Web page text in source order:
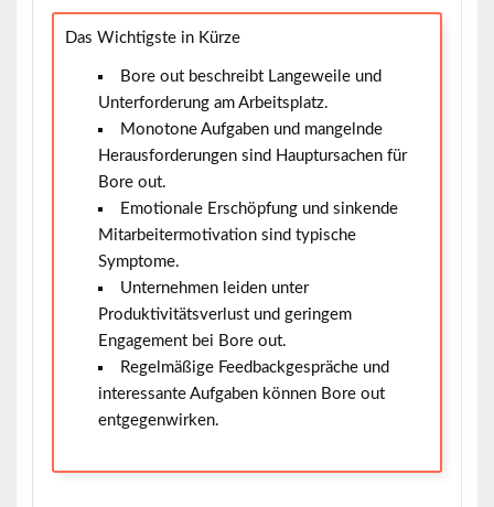
Das Wichtigste in Kürze
Bore out beschreibt Langeweile und
Unterforderung am Arbeitsplatz.
Monotone Aufgaben und mangelnde
Herausforderungen sind Hauptursachen für
Bore out.
Emotionale Erschöpfung und sinkende
Mitarbeitermotivation sind typische
Symptome.
Unternehmen leiden unter
Produktivitätsverlust und geringem
Engagement bei Bore out.
Regelmäßige Feedbackgespräche und
interessante Aufgaben können Bore out
entgegenwirken.